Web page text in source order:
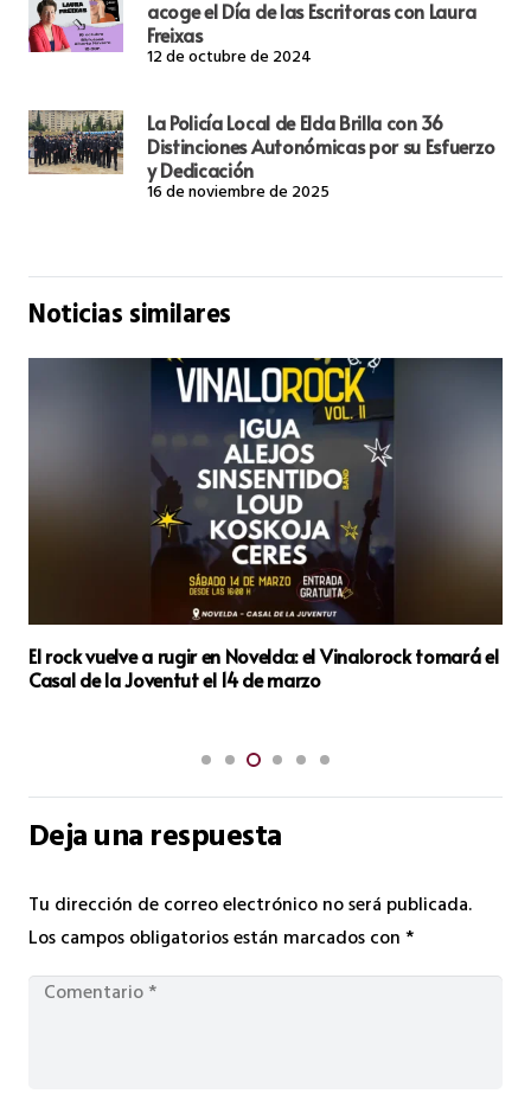
acoge el Día de las Escritoras con Laura
Freixas
12 de octubre de 2024
La Policía Local de Elda Brilla con 36
Distinciones Autonómicas por su Esfuerzo
y Dedicación
16 de noviembre de 2025
Noticias similares
El rock vuelve a rugir en Novelda: el Vinalorock tomará el
Casal de la Joventut el 14 de marzo
Deja una respuesta
Tu dirección de correo electrónico no será publicada.
Los campos obligatorios están marcados con*